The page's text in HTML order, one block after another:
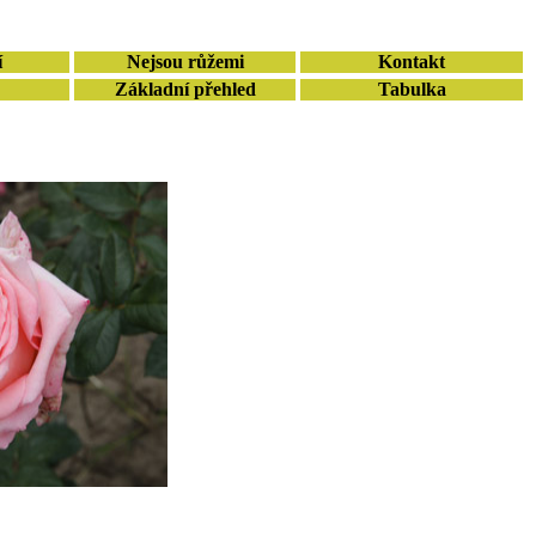
Nejsou růžemi
Kontakt
Základní přehled
Tabulka